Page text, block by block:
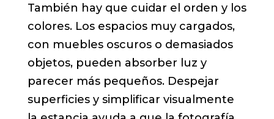
También hay que cuidar el orden y los
colores. Los espacios muy cargados,
con muebles oscuros o demasiados
objetos, pueden absorber luz y
parecer más pequeños. Despejar
superficies y simplificar visualmente